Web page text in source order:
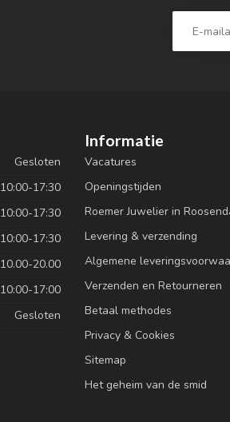
Gesloten
10:00-17:30
10:00-17:30
10:00-17:30
10.00-20.00
10:00-17:00
Gesloten
Informatie
Vacatures
Openingstijden
Roemer Juwelier in
Levering & verzending
Algemene
Verzenden en Retourneren
Betaal methodes
Privacy & Cookies
Sitemap
Het geheim van de smid